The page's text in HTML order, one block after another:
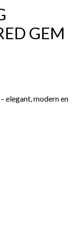
GEM
elegant, modern en